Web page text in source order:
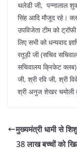
थलेडी जी, पन्नालाल
सिंह आदि मौजूद रहे।
उपविजेता टीम को
लिए सभी को धन्यवाद
रतूड़ी जी (सचिव
सचिवालय क्रिकेट क्लब)
जी, श्री रवि जी, श्री
श्री अनुज शेखर चमोली
मुख्यमंत्री धामी से
38 लाख बच्चों को